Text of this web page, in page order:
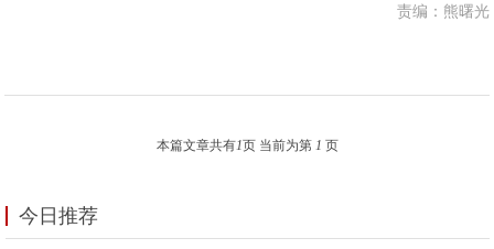
责编：熊曙光
本篇文章共有1页 当前为第 1 页
今日推荐